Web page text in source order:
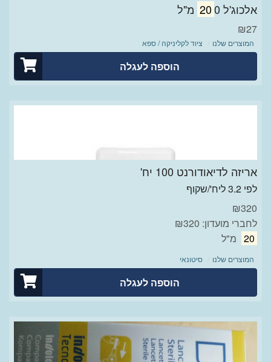
אלכוג'ל 200 מ"ל
₪27
המוצרים שלנו ציוד לקליניקה / ספא
הוספה לעגלה
אריזה לדיאודורנט 100 יח'
לפי 3.2 ליח'/שקוף
₪320
לחברי מועדון: ₪320
20 מ"ל
המוצרים שלנו סיטונאי
הוספה לעגלה